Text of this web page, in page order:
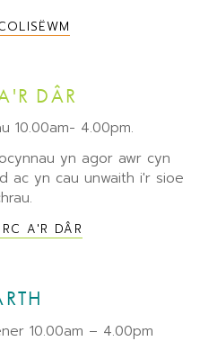
DÂR
10.00am- 4.00pm.
yn agor awr cyn
ac yn cau unwaith i'r sioe
A'R DÂR
10.00am – 4.00pm